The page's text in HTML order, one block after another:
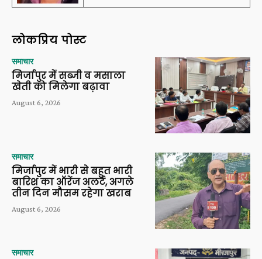
लोकप्रिय पोस्ट
समाचार
मिर्जापुर में सब्जी व मसाला
खेती को मिलेगा बढ़ावा
August 6, 2026
समाचार
मिर्जापुर में भारी से बहुत भारी
बारिश का ऑरेंज अलर्ट, अगले
तीन दिन मौसम रहेगा खराब
August 6, 2026
समाचार